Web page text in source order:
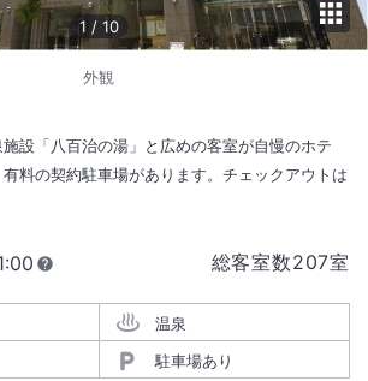
1 / 10
外観
設「八百治の湯」と広めの客室が自慢のホテ
料の契約駐車場があります。チェックアウトは
総客室数207室
ェックアウト
温泉
駐車場あり